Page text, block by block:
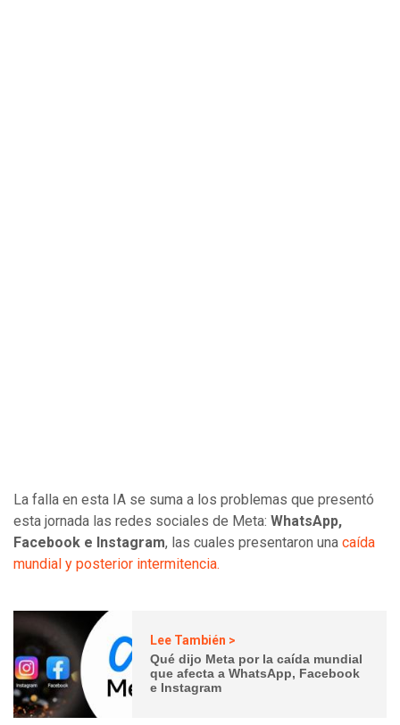
La falla en esta IA se suma a los problemas que presentó
esta jornada las redes sociales de Meta: WhatsApp,
Facebook e Instagram, las cuales presentaron una caída
mundial y posterior intermitencia.
Lee También >
Qué dijo Meta por la caída mundial
que afecta a WhatsApp, Facebook
e Instagram